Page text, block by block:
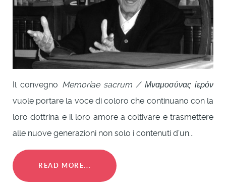
Il convegno Memoriae sacrum / Μναμοσύνας ἱερόν
vuole portare la voce di coloro che continuano con la
loro dottrina e il loro amore a coltivare e trasmettere
alle nuove generazioni non solo i contenuti d’un...
READ MORE...